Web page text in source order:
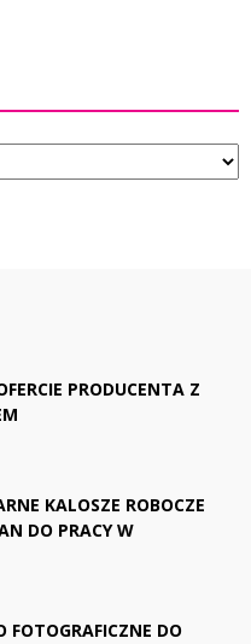
PRODUCENTA Z
KALOSZE ROBOCZE
DO PRACY W
FOTOGRAFICZNE DO